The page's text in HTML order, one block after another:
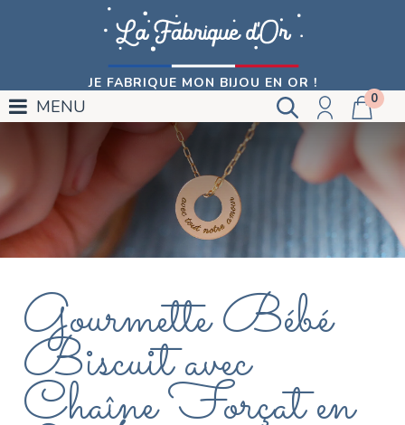
JE FABRIQUE MON BIJOU EN OR !
0
MENU
Gourmette Bébé
Biscuit avec
Chaîne Forçat en